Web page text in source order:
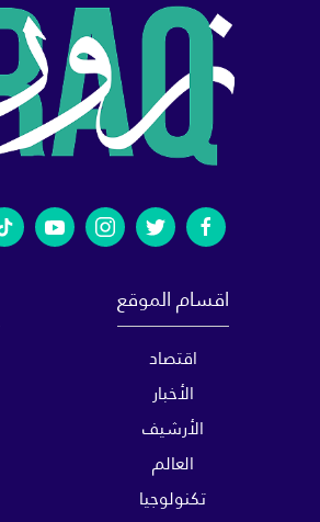
اقسام الموقع
اقتصاد
الأخبار
الأرشيف
العالم
تكنولوجيا